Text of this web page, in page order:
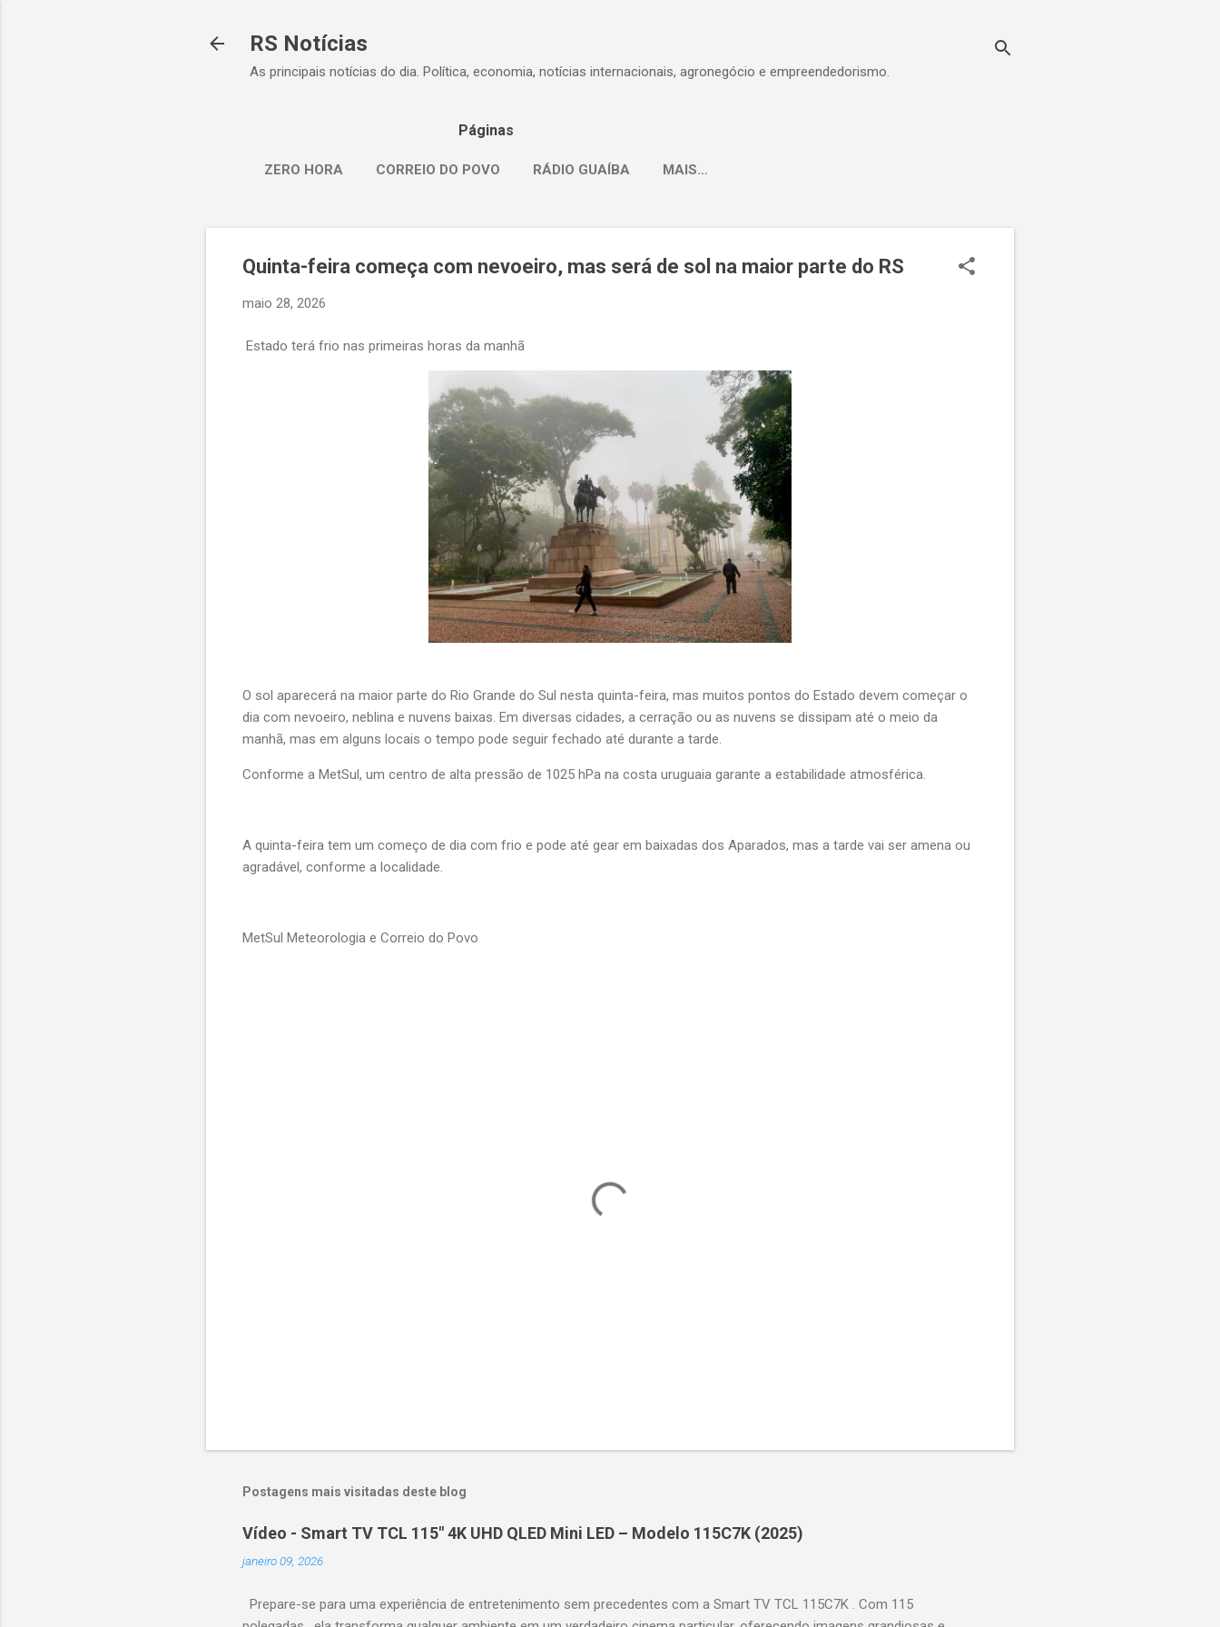
RS Notícias
As principais notícias do dia. Política, economia, notícias internacionais, agronegócio e empreendedorismo.
Páginas
ZERO HORA CORREIO DO POVO RÁDIO GUAÍBA MAIS…
Quinta-feira começa com nevoeiro, mas será de sol na maior parte do RS
maio 28, 2026
Estado terá frio nas primeiras horas da manhã
O sol aparecerá na maior parte do Rio Grande do Sul nesta quinta-feira, mas muitos pontos do Estado devem começar o
dia com nevoeiro, neblina e nuvens baixas. Em diversas cidades, a cerração ou as nuvens se dissipam até o meio da
manhã, mas em alguns locais o tempo pode seguir fechado até durante a tarde.
Conforme a MetSul, um centro de alta pressão de 1025 hPa na costa uruguaia garante a estabilidade atmosférica.
A quinta-feira tem um começo de dia com frio e pode até gear em baixadas dos Aparados, mas a tarde vai ser amena ou
agradável, conforme a localidade.
MetSul Meteorologia e Correio do Povo
Postagens mais visitadas deste blog
Vídeo - Smart TV TCL 115" 4K UHD QLED Mini LED – Modelo 115C7K (2025)
janeiro 09, 2026
Prepare-se para uma experiência de entretenimento sem precedentes com a Smart TV TCL 115C7K . Com 115